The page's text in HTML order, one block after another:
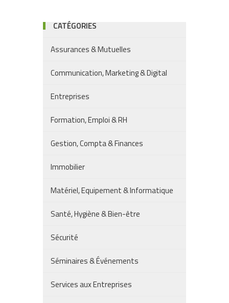
CATÉGORIES
Assurances & Mutuelles
Communication, Marketing & Digital
Entreprises
Formation, Emploi & RH
Gestion, Compta & Finances
Immobilier
Matériel, Equipement & Informatique
Santé, Hygiène & Bien-être
Sécurité
Séminaires & Événements
Services aux Entreprises